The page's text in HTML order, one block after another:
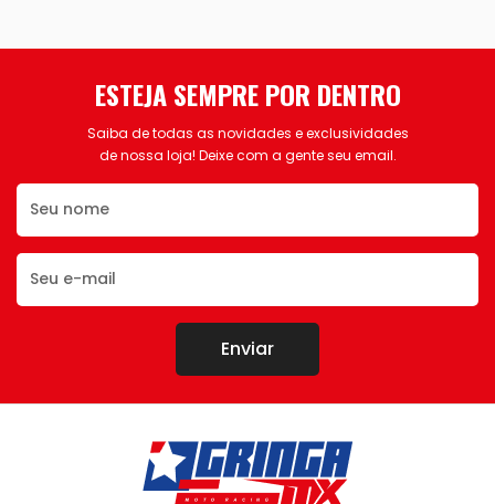
ESTEJA SEMPRE POR DENTRO
Saiba de todas as novidades e exclusividades
de nossa loja! Deixe com a gente seu email.
Enviar